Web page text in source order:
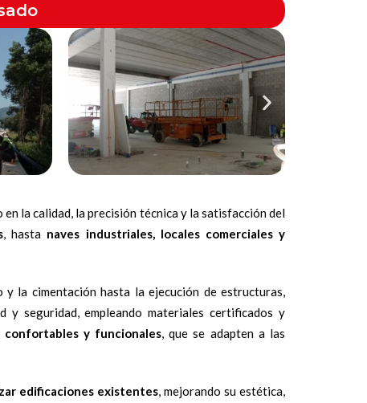
la calidad, la precisión técnica y la satisfacción del
, hasta naves industriales, locales comerciales y
la cimentación hasta la ejecución de estructuras,
y seguridad, empleando materiales certificados y
confortables y funcionales , que se adapten a las
edificaciones existentes , mejorando su estética,